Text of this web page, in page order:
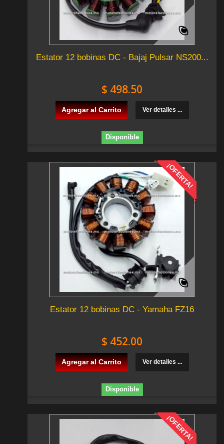
Estator 12 bobinas DC - Bajaj Pulsar NS200...
$ 498.50
Agregar al Carrito Ver detalles ...
Disponible
¡OFERTA!
Estator 12 bobinas DC - Yamaha FZ16
$ 452.00
Agregar al Carrito Ver detalles ...
Disponible
¡OFERTA!